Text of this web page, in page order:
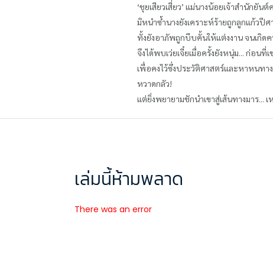
‘ชุยเสียวเสี่ยว’ แม่นางน้อยเจ้าสำนักยัน
มิหนำซ้ำนางยังเคราะห์ร้ายถูกลูกแก้วปีศ
ทั้งยังอาภัพถูกบีบคั้นให้แต่งงาน จนเกิด
จึงได้พบเว่ยเจี๋ยเมื่อครั้งยังหนุ่ม... ก่อนที่
เพื่อคงไว้ซึ่งประวัติศาสตร์และหาหนท
หวาดกลัว!
แต่ยิ่งพยายามชักนำเขาสู่เส้นทางมาร...
เล่มนี้ห้ามพลาด
There was an error